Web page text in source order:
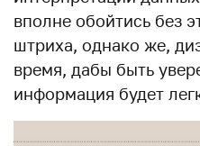
вполне обойтись без
штриха, однако же,
время, дабы быть
информация будет